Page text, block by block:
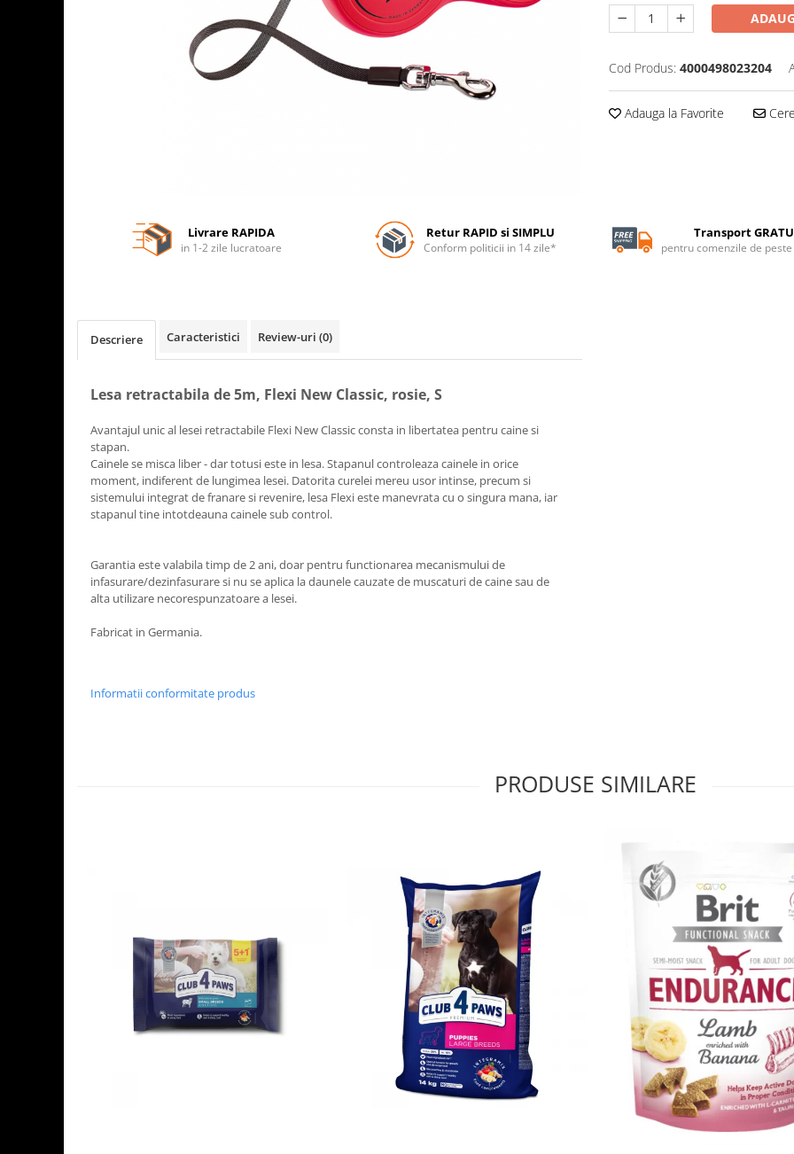
Cod Produs: 4000498023204
Adauga la Favorite
Livrare RAPIDA
in 1-2 zile lucratoare
Retur RAPID si SIMPLU
Conform politicii in 14 zile*
Transport
pentru comenzile de peste
Descriere Caracteristici Review-uri (0)
Lesa retractabila de 5m, Flexi New Classic, rosie, S
Avantajul unic al lesei retractabile Flexi New Classic consta in libertatea pentru caine si
stapan.
Cainele se misca liber - dar totusi este in lesa. Stapanul controleaza cainele in orice
moment, indiferent de lungimea lesei. Datorita curelei mereu usor intinse, precum si
sistemului integrat de franare si revenire, lesa Flexi este manevrata cu o singura mana, iar
stapanul tine intotdeauna cainele sub control.
Garantia este valabila timp de 2 ani, doar pentru functionarea mecanismului de
infasurare/dezinfasurare si nu se aplica la daunele cauzate de muscaturi de caine sau de
alta utilizare necorespunzatoare a lesei.
Fabricat in Germania.
Informatii conformitate produs
PRODUSE SIMILARE